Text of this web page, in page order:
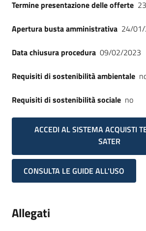
Termine presentazione delle offerte
Apertura busta amministrativa 24/
Data chiusura procedura 09/02/2023
Requisiti di sostenibilità ambientale
Requisiti di sostenibilità sociale no
ACCEDI AL SISTEMA ACQUISTI
SATER
CONSULTA LE GUIDE ALL'USO
Allegati